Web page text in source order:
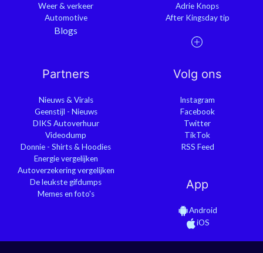
Weer & verkeer
Automotive
Blogs
Adrie Knops
After Kingsday tip
Partners
Nieuws & Virals
Geenstijl - Nieuws
DIKS Autoverhuur
Videodump
Donnie - Shirts & Hoodies
Energie vergelijken
Autoverzekering vergelijken
De leukste gifdumps
Memes en foto's
Volg ons
Instagram
Facebook
Twitter
TikTok
RSS Feed
App
Android
iOS